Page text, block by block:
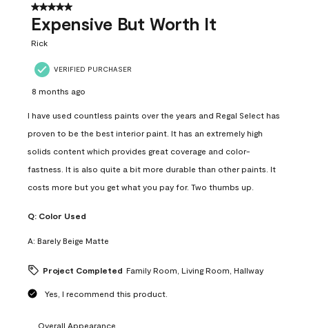
5 out of 5 stars.
Expensive But Worth It
Rick
VERIFIED PURCHASER
8 months ago
I have used countless paints over the years and Regal Select has
proven to be the best interior paint. It has an extremely high
solids content which provides great coverage and color-
fastness. It is also quite a bit more durable than other paints. It
costs more but you get what you pay for. Two thumbs up.
Q: Color Used
A: Barely Beige Matte
Project Completed Family Room, Living Room, Hallway
Yes, I recommend this product.
Overall Appearance